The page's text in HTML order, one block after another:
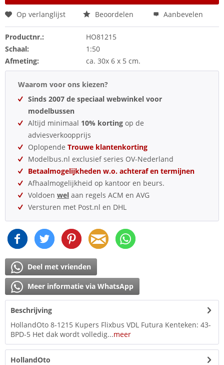
Op verlanglijst Beoordelen Aanbevelen
Productnr.:
HO81215
Schaal:
1:50
Afmeting:
ca. 30x 6 x 5 cm.
Waarom voor ons kiezen?
Sinds 2007 de speciaal webwinkel voor
modelbussen
Altijd minimaal 10% korting op de
adviesverkoopprijs
Oplopende Trouwe klantenkorting
Modelbus.nl exclusief series OV-Nederland
Betaalmogelijkheden w.o. achteraf en termijnen
Afhaalmogelijkheid op kantoor en beurs.
Voldoen wel aan regels ACM en AVG
Versturen met Post.nl en DHL
Deel met vrienden
Meer informatie via WhatsApp
Beschrijving
HollandOto 8-1215 Kupers Flixbus VDL Futura Kenteken: 43-
BPD-5 Het dak wordt volledig...meer
HollandOto